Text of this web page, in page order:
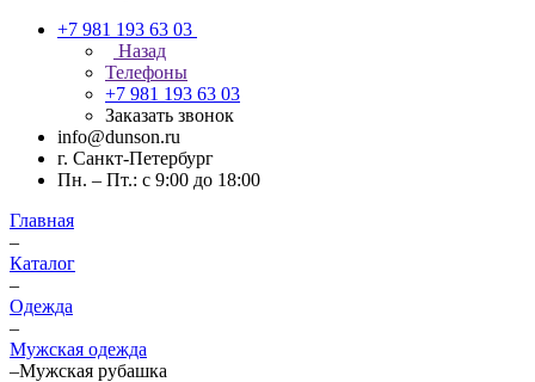
+7 981 193 63 03
Назад
Телефоны
+7 981 193 63 03
Заказать звонок
info@dunson.ru
г. Санкт-Петербург
Пн. – Пт.: с 9:00 до 18:00
Главная
–
Каталог
–
Одежда
–
Мужская одежда
–Мужская рубашка